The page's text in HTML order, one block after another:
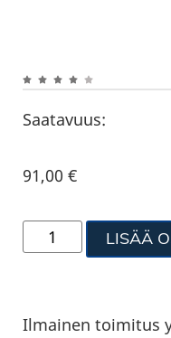
Saatavuus:
91,00€
LISÄÄ
Ilmainen toimitus